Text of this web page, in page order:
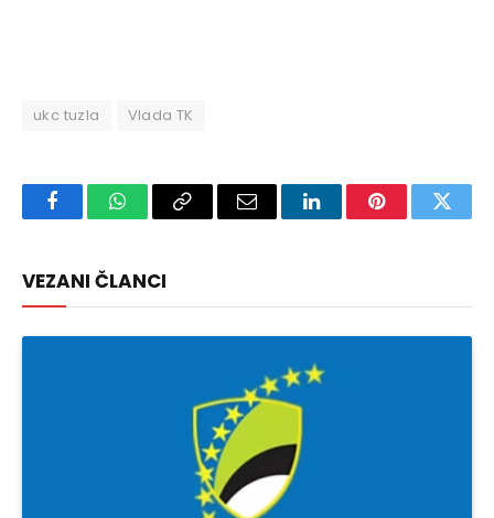
ukc tuzla Vlada TK
FacebookWhatsAppCopy
Email LinkedInPinterest
VEZANI ČLANCI